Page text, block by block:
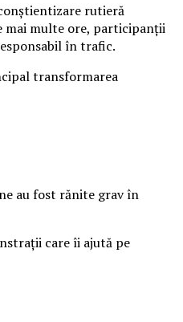
rutieră
mai multe ore, participanții
în trafic.
transformarea
au fost rănite grav în
care îi ajută pe